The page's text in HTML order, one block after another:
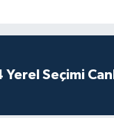
Seçimi